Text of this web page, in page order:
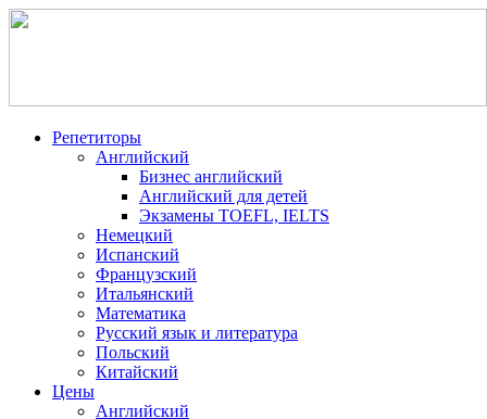
Репетиторы
Английский
Бизнес английский
Английский для детей
Экзамены TOEFL, IELTS
Немецкий
Испанский
Французский
Итальянский
Математика
Русский язык и литература
Польский
Китайский
Цены
Английский